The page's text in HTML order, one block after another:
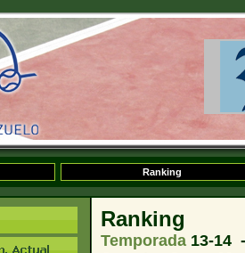
Ranking
Ranking
Temporada 13-14